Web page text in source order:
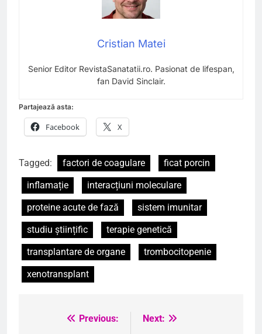
Cristian Matei
Senior Editor RevistaSanatatii.ro. Pasionat de lifespan,
fan David Sinclair.
Partajează asta:
Facebook X
Tagged: factori de coagulare
ficat porcin
inflamație
interacțiuni moleculare
proteine acute de fază
sistem imunitar
studiu științific
terapie genetică
transplantare de organe
trombocitopenie
xenotransplant
NavigarePrevious:
Next: